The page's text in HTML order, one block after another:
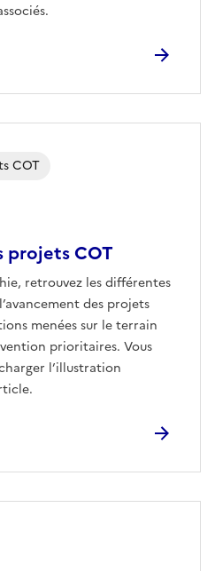
projets COT
retrouvez les différentes
des projets
menées sur le terrain
prioritaires. Vous
l’illustration
COT